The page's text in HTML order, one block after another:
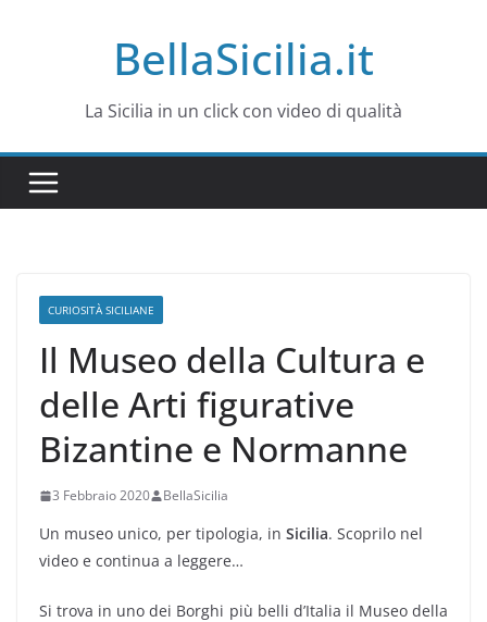
BellaSicilia.it
La Sicilia in un click con video di qualità
CURIOSITÀ SICILIANE
Il Museo della Cultura e
delle Arti figurative
Bizantine e Normanne
3 Febbraio 2020 BellaSicilia
Un museo unico, per tipologia, in Sicilia. Scoprilo nel
video e continua a leggere…
Si trova in uno dei Borghi più belli d’Italia il Museo della